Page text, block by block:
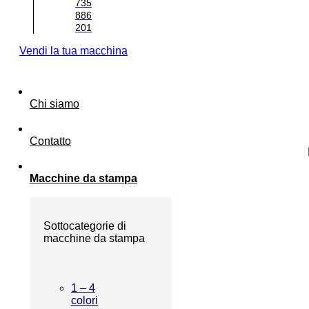
735
886
201
Vendi la tua macchina
Chi siamo
Contatto
Macchine da stampa
Sottocategorie di
macchine da stampa
1 – 4
colori